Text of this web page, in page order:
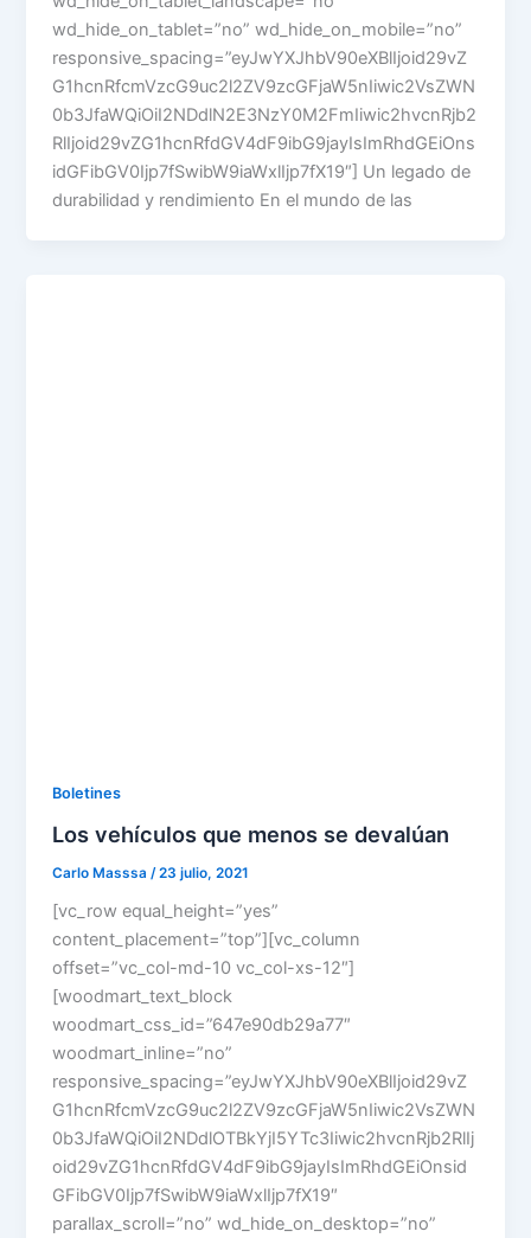
wd_hide_on_tablet=”no” wd_hide_on_mobile=”no”
responsive_spacing=”eyJwYXJhbV90eXBlIjoid29vZ
G1hcnRfcmVzcG9uc2l2ZV9zcGFjaW5nIiwic2VsZWN
0b3JfaWQiOiI2NDdlN2E3NzY0M2FmIiwic2hvcnRjb2
RlIjoid29vZG1hcnRfdGV4dF9ibG9jayIsImRhdGEiOns
idGFibGV0Ijp7fSwibW9iaWxlIjp7fX19″] Un legado de
durabilidad y rendimiento En el mundo de las
Boletines
Los vehículos que menos se devalúan
Carlo Masssa /23 julio, 2021
[vc_row equal_height=”yes”
content_placement=”top”][vc_column
offset=”vc_col-md-10 vc_col-xs-12″]
[woodmart_text_block
woodmart_css_id=”647e90db29a77″
woodmart_inline=”no”
responsive_spacing=”eyJwYXJhbV90eXBlIjoid29vZ
G1hcnRfcmVzcG9uc2l2ZV9zcGFjaW5nIiwic2VsZWN
0b3JfaWQiOiI2NDdlOTBkYjI5YTc3Iiwic2hvcnRjb2RlIj
oid29vZG1hcnRfdGV4dF9ibG9jayIsImRhdGEiOnsid
GFibGV0Ijp7fSwibW9iaWxlIjp7fX19″
parallax_scroll=”no” wd_hide_on_desktop=”no”